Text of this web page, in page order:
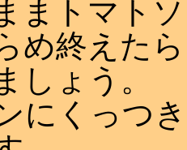
まトマト
め終えた
しょう。
にくっつ